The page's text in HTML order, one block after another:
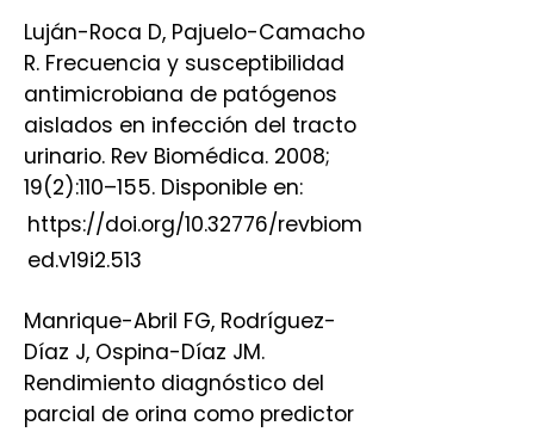
Luján-Roca D, Pajuelo-Camacho
R. Frecuencia y susceptibilidad
antimicrobiana de patógenos
aislados en infección del tracto
urinario. Rev Biomédica. 2008;
19(2):110–155. Disponible en:
https://doi.org/10.32776/revbiom
ed.v19i2.513
Manrique-Abril FG, Rodríguez-
Díaz J, Ospina-Díaz JM.
Rendimiento diagnóstico del
parcial de orina como predictor